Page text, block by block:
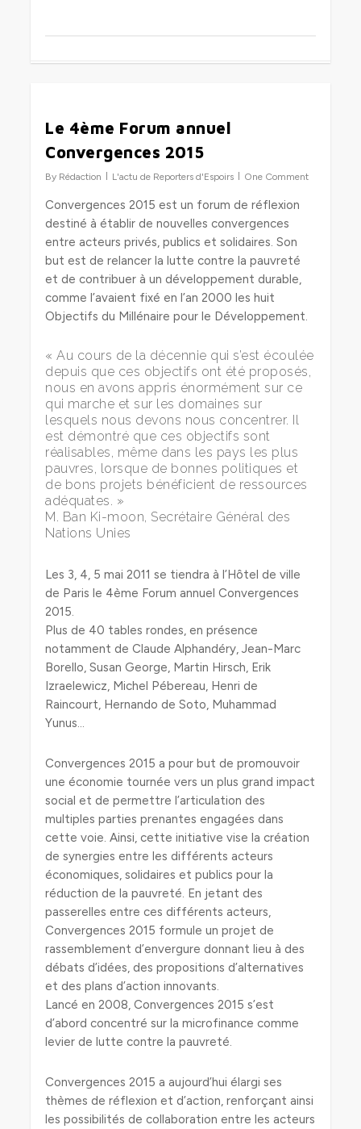
Le 4ème Forum annuel
Convergences 2015
By Rédaction L'actu de Reporters d'Espoirs One Comment
Convergences 2015 est un forum de réflexion
destiné à établir de nouvelles convergences
entre acteurs privés, publics et solidaires. Son
but est de relancer la lutte contre la pauvreté
et de contribuer à un développement durable,
comme l’avaient fixé en l’an 2000 les huit
Objectifs du Millénaire pour le Développement.
« Au cours de la décennie qui s’est écoulée
depuis que ces objectifs ont été proposés,
nous en avons appris énormément sur ce
qui marche et sur les domaines sur
lesquels nous devons nous concentrer. Il
est démontré que ces objectifs sont
réalisables, même dans les pays les plus
pauvres, lorsque de bonnes politiques et
de bons projets bénéficient de ressources
adéquates. »
M. Ban Ki-moon, Secrétaire Général des
Nations Unies
Les 3, 4, 5 mai 2011 se tiendra à l’Hôtel de ville
de Paris le 4ème Forum annuel Convergences
2015.
Plus de 40 tables rondes, en présence
notamment de Claude Alphandéry, Jean-Marc
Borello, Susan George, Martin Hirsch, Erik
Izraelewicz, Michel Pébereau, Henri de
Raincourt, Hernando de Soto, Muhammad
Yunus…
Convergences 2015 a pour but de promouvoir
une économie tournée vers un plus grand impact
social et de permettre l’articulation des
multiples parties prenantes engagées dans
cette voie. Ainsi, cette initiative vise la création
de synergies entre les différents acteurs
économiques, solidaires et publics pour la
réduction de la pauvreté. En jetant des
passerelles entre ces différents acteurs,
Convergences 2015 formule un projet de
rassemblement d’envergure donnant lieu à des
débats d’idées, des propositions d’alternatives
et des plans d’action innovants.
Lancé en 2008, Convergences 2015 s’est
d’abord concentré sur la microfinance comme
levier de lutte contre la pauvreté.
Convergences 2015 a aujourd’hui élargi ses
thèmes de réflexion et d’action, renforçant ainsi
les possibilités de collaboration entre les acteurs